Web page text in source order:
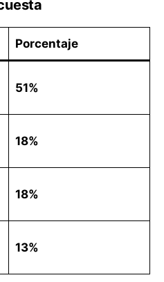
Porcentaje
51%
18%
18%
13%